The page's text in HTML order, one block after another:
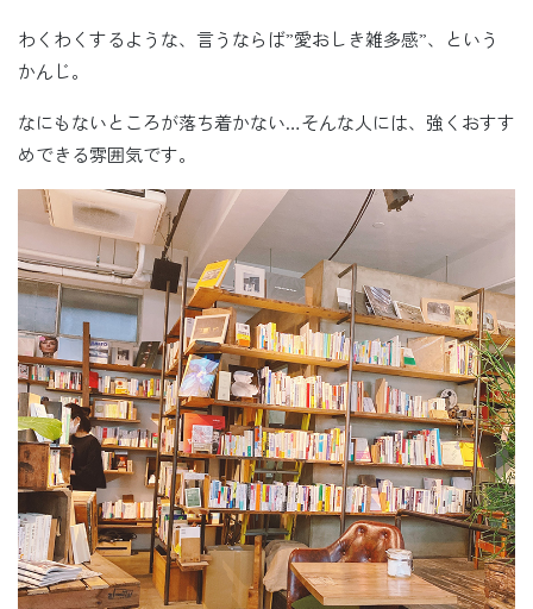
わくわくするような、言うならば”愛おしき雑多感”、という
かんじ。
なにもないところが落ち着かない…そんな人には、強くおすす
めできる雰囲気です。